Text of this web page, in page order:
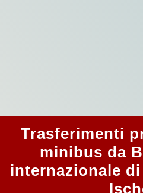
Trasferimenti
minibus da
internazionale